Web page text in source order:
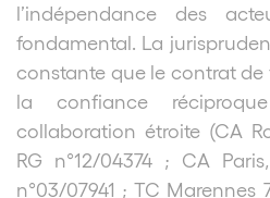
l’indépendance des
fondamental. La
constante que le contrat de
la confiance
collaboration étroite (CA
RG n°12/04374 ; CA
n°03/07941 ; TC Marennes